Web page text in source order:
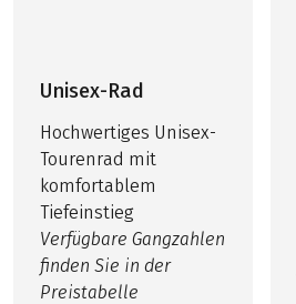
Unisex-Rad
Hochwertiges Unisex-
Tourenrad mit
komfortablem
Tiefeinstieg
Verfügbare Gangzahlen
finden Sie in der
Preistabelle